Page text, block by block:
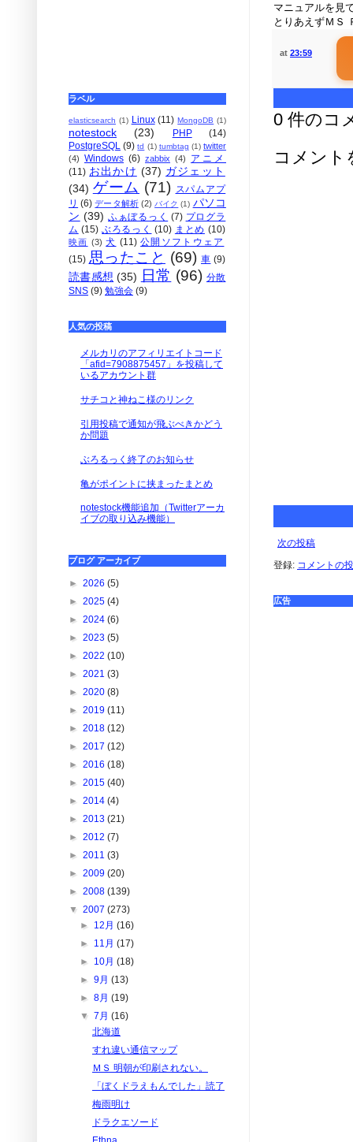
マニュアルを見
とりあえずＭＳ
at 23:59
0 件のコ
コメント
次の投稿
登録: コメントの
広告
ラベル
elasticsearch (1) Linux (11) MongoDB (1)
notestock (23) PHP
(14)
PostgreSQL (9) td (1) tumbtag (1) twitter
(4) Windows (6) zabbix (4)
アニメ
(11) お出かけ (37) ガジェット
(34) ゲーム (71) スパムアプ
リ (6) データ解析 (2) バイク (1) パソコ
ン (39) ふぁぼるっく (7) プログラ
ム (15) ぶろるっく (10) まとめ (10)
映画 (3) 犬 (11) 公開ソフトウェア
(15) 思ったこと (69) 車 (9)
読書感想 (35) 日常 (96) 分散
SNS (9) 勉強会 (9)
人気の投稿
メルカリのアフィリエイトコード
「afid=7908875457」を投稿して
いるアカウント群
サチコと神ねこ様のリンク
引用投稿で通知が飛ぶべきかどう
か問題
ぶろるっく終了のお知らせ
亀がポイントに挟まったまとめ
notestock機能追加（Twitterアーカ
イブの取り込み機能）
ブログ アーカイブ
► 2026 (5)
► 2025 (4)
► 2024 (6)
► 2023 (5)
► 2022 (10)
► 2021 (3)
► 2020 (8)
► 2019 (11)
► 2018 (12)
► 2017 (12)
► 2016 (18)
► 2015 (40)
► 2014 (4)
► 2013 (21)
► 2012 (7)
► 2011 (3)
► 2009 (20)
► 2008 (139)
▼ 2007 (273)
► 12月(16)
► 11月(17)
► 10月(18)
►9月(13)
►8月(19)
▼7月(16)
北海道
すれ違い通信マップ
ＭＳ 明朝が印刷されない。
「ぼくドラえもんでした」読了
梅雨明け
ドラクエソード